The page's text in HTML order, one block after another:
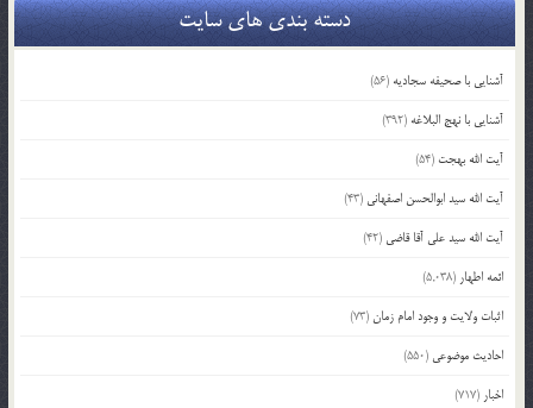
دسته بندی های سایت
آشنایی با صحیفه سجادیه (56)
آشنایی با نهج البلاغه (392)
آیت الله بهجت (54)
آیت الله سید ابوالحسن اصفهانی (43)
آیت الله سید علی آقا قاضی (42)
ائمه اطهار (5,038)
اثبات ولایت و وجود امام زمان(73)
احادیث موضوعی (550)
اخبار (717)